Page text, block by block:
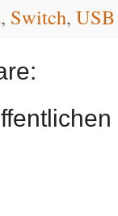
, Switch, USB